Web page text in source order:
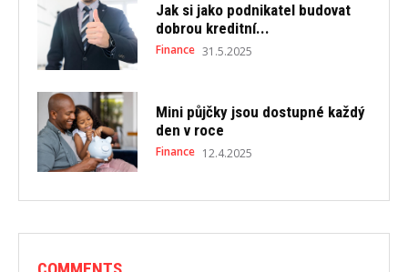
Jak si jako podnikatel budovat
dobrou kreditní...
Finance 31.5.2025
Mini půjčky jsou dostupné každý
den v roce
Finance 12.4.2025